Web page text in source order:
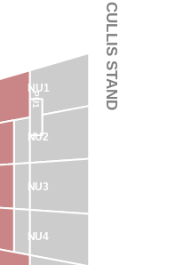
STAN CULLIS STAND
NU1
NU2
NU3
NU4
PU1